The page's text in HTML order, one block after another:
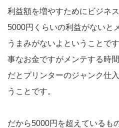
利益額を増やすためにビジネ
5000円くらいの利益がないと
うまみがないよということで
事なお金ですがメンテする時
だとプリンターのジャンク仕
うことです。
だから5000円を超えているも